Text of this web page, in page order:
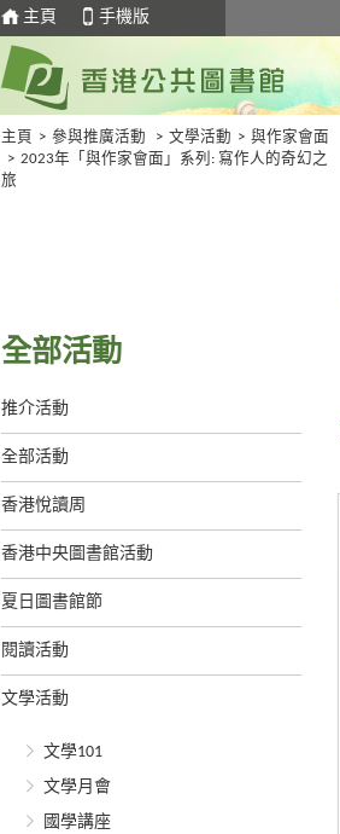
主頁 手機版
主頁 > 參與推廣活動 > 文學活動 > 與作家會面
> 2023年「與作家會面」系列: 寫作人的奇幻之
旅
全部活動
推介活動
全部活動
香港悅讀周
香港中央圖書館活動
夏日圖書館節
閱讀活動
文學活動
文學101
文學月會
國學講座